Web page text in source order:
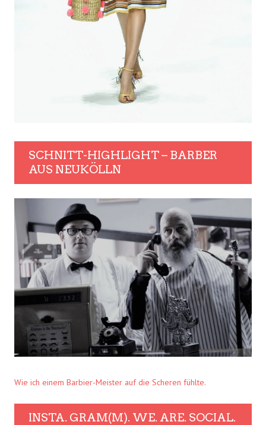
SCHNITT-HIGHLIGHT – BARBER
AUS NEUKÖLLN
Wie ich einem Barbier-Meister auf die Scheren fühlte.
INSTA. GRAM(M). WE. ARE. SOCIAL.